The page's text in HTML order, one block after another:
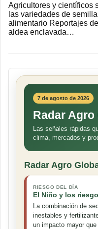
Agricultores y científicos
las variedades de
alimentario Reportajes
aldea enclavada…
7 de agosto de 2026
Radar Agro
Las señales rápidas
clima, mercados y
Radar Agro
RIESGO DEL DÍA
El Niño y los
La combinación de
inestables y
un impacto mayor